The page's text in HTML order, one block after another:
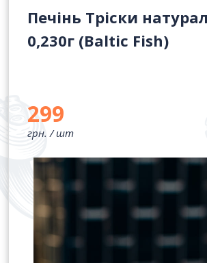
Печінь Тріски
0,230г (Baltic Fish)
299
грн. /шт